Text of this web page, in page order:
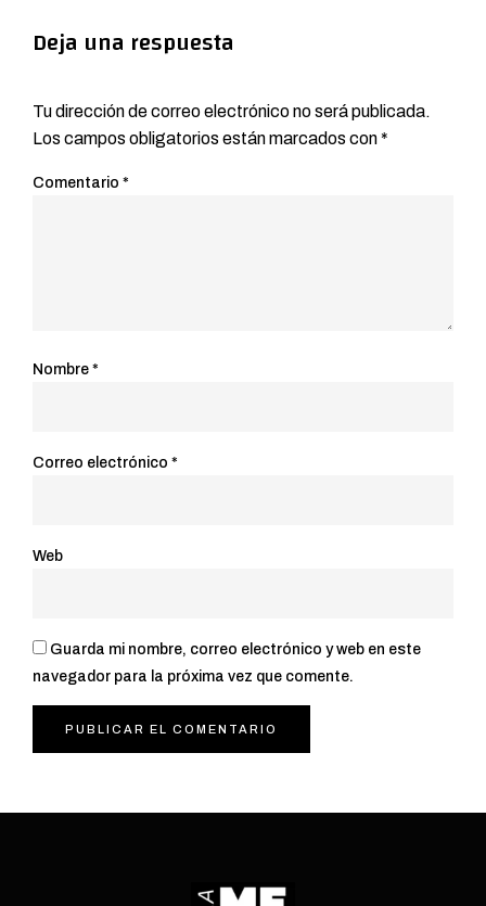
Deja una respuesta
Tu dirección de correo electrónico no será publicada.
Los campos obligatorios están marcados con*
Comentario *
Nombre *
Correo electrónico *
Web
Guarda mi nombre, correo electrónico y web en este
navegador para la próxima vez que comente.